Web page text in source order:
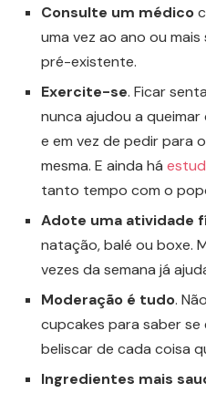
Consulte um médico
uma vez ao ano ou
pré-existente.
Exercite-se. Ficar
nunca ajudou a queimar
e em vez de pedir para
mesma. E ainda há
tanto tempo com o
Adote uma atividade
natação, balé ou boxe.
vezes da semana já
Moderação é tudo.
cupcakes para saber se
beliscar de cada coisa
Ingredientes mais